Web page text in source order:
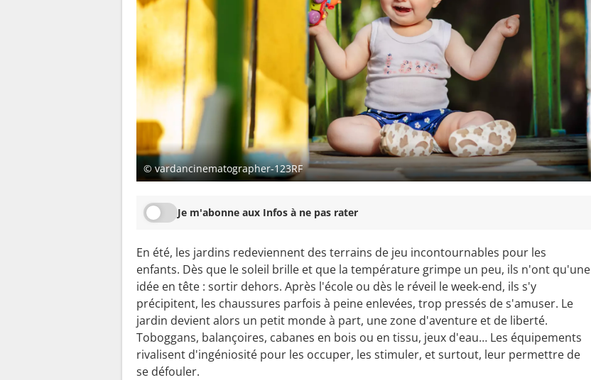
© vardancinematographer-123RF
Je m'abonne aux Infos à ne pas rater
En été, les jardins redeviennent des terrains de jeu incontournables pour les
enfants. Dès que le soleil brille et que la température grimpe un peu, ils n'ont qu'une
idée en tête : sortir dehors. Après l'école ou dès le réveil le week-end, ils s'y
précipitent, les chaussures parfois à peine enlevées, trop pressés de s'amuser. Le
jardin devient alors un petit monde à part, une zone d'aventure et de liberté.
Toboggans, balançoires, cabanes en bois ou en tissu, jeux d'eau… Les équipements
rivalisent d'ingéniosité pour les occuper, les stimuler, et surtout, leur permettre de
se défouler.